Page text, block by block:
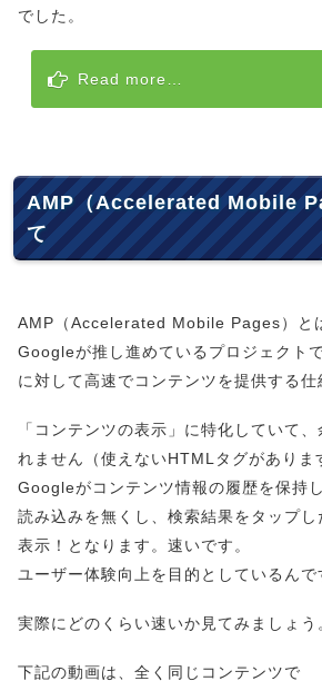
でした。
Read more…
AMP（Accelerated Mobile
て
AMP（Accelerated Mobile Pages）と
Googleが推し進めているプロジェクト
に対して高速でコンテンツを提供する仕
「コンテンツの表示」に特化していて
れません（使えないHTMLタグがありま
Googleがコンテンツ情報の履歴を保持
読み込みを無くし、検索結果をタップ
表示！となります。速いです。
ユーザー体験向上を目的としているんで
実際にどのくらい速いか見てみましょう
下記の動画は、全く同じコンテンツで